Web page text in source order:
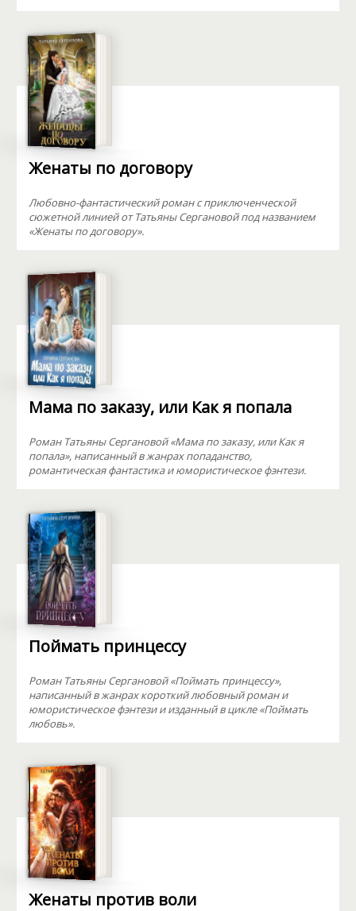
Женаты по договору
Любовно-фантастический роман с приключенческой
сюжетной линией от Татьяны Сергановой под названием
«Женаты по договору».
Мама по заказу, или Как я попала
Роман Татьяны Сергановой «Мама по заказу, или Как я
попала», написанный в жанрах попаданство,
романтическая фантастика и юмористическое фэнтези.
Поймать принцессу
Роман Татьяны Сергановой «Поймать принцессу»,
написанный в жанрах короткий любовный роман и
юмористическое фэнтези и изданный в цикле «Поймать
любовь».
Женаты против воли